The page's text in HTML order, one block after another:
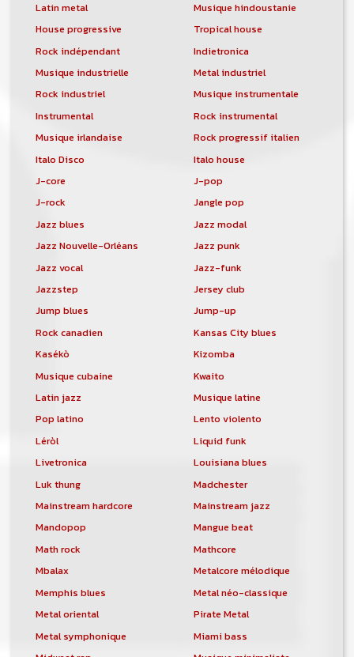
Latin metal
Musique hindoustanie
House progressive
Tropical house
Rock indépendant
Indietronica
Musique industrielle
Metal industriel
Rock industriel
Musique instrumentale
Instrumental
Rock instrumental
Musique irlandaise
Rock progressif italien
Italo Disco
Italo house
J-core
J-pop
J-rock
Jangle pop
Jazz blues
Jazz modal
Jazz Nouvelle-Orléans
Jazz punk
Jazz vocal
Jazz-funk
Jazzstep
Jersey club
Jump blues
Jump-up
Rock canadien
Kansas City blues
Kasékò
Kizomba
Musique cubaine
Kwaito
Latin jazz
Musique latine
Pop latino
Lento violento
Léròl
Liquid funk
Livetronica
Louisiana blues
Luk thung
Madchester
Mainstream hardcore
Mainstream jazz
Mandopop
Mangue beat
Math rock
Mathcore
Mbalax
Metalcore mélodique
Memphis blues
Metal néo-classique
Metal oriental
Pirate Metal
Metal symphonique
Miami bass